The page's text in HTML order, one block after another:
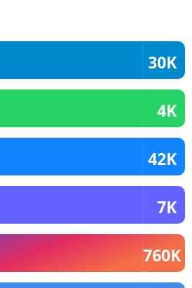
30K
4K
42K
7K
760K